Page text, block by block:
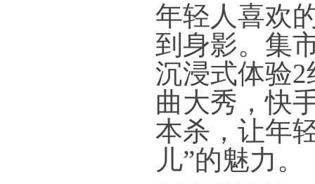
年轻人喜欢
到身影。集
沉浸式体验
曲大秀，快
本杀，让年
儿”的魅力。